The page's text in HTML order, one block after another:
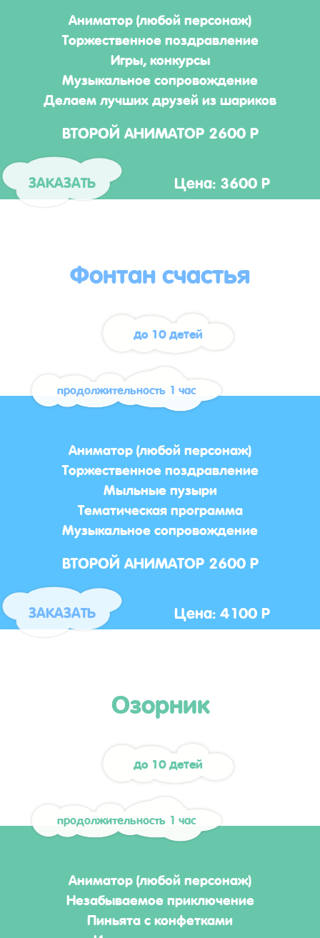
Аниматор (любой персонаж)
Торжественное поздравление
Игры, конкурсы
Музыкальное сопровождение
Делаем лучших друзей из шариков
ВТОРОЙ АНИМАТОР 2600 Р
ЗАКАЗАТЬ Цена: 3600 Р
Фонтан счастья
до 10 детей
продолжительность 1 час
Аниматор (любой персонаж)
Торжественное поздравление
Мыльные пузыри
Тематическая программа
Музыкальное сопровождение
ВТОРОЙ АНИМАТОР 2600 Р
ЗАКАЗАТЬ Цена: 4100 Р
Озорник
до 10 детей
продолжительность 1 час
Аниматор (любой персонаж)
Незабываемое приключение
Пиньята с конфетками